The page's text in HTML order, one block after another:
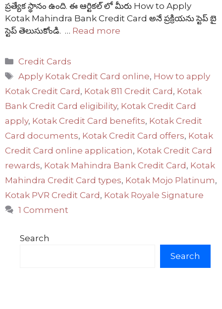
ప్రత్యేక స్థానం ఉంది. ఈ ఆర్టికల్ లో మీరు How to Apply
Kotak Mahindra Bank Credit Card అనే ప్రక్రియను స్టెప్ బై
స్టెప్ తెలుసుకోండి. … Read more
Categories
Credit Cards
Tags
Apply Kotak Credit Card online, How to apply
Kotak Credit Card, Kotak 811 Credit Card, Kotak
Bank Credit Card eligibility, Kotak Credit Card
apply, Kotak Credit Card benefits, Kotak Credit
Card documents, Kotak Credit Card offers, Kotak
Credit Card online application, Kotak Credit Card
rewards, Kotak Mahindra Bank Credit Card, Kotak
Mahindra Credit Card types, Kotak Mojo Platinum,
Kotak PVR Credit Card, Kotak Royale Signature
1 Comment
Search
Search